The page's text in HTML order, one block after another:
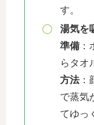
す。
湯気を
準備：
らタオ
方法：
で蒸気
てゆっ